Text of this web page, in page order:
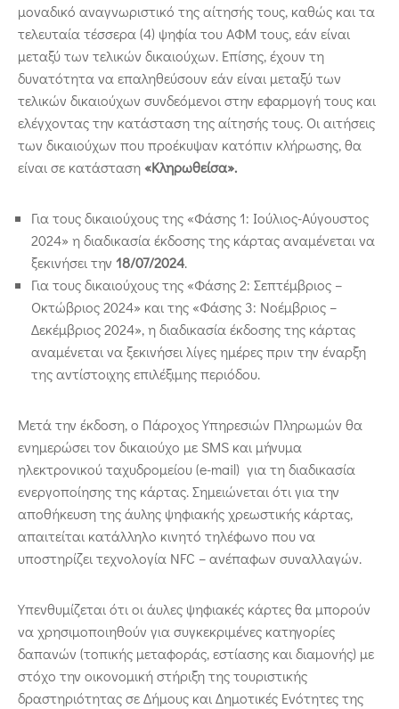
μοναδικό αναγνωριστικό της αίτησής τους, καθώς και τα
τελευταία τέσσερα (4) ψηφία του ΑΦΜ τους, εάν είναι
μεταξύ των τελικών δικαιούχων. Επίσης, έχουν τη
δυνατότητα να επαληθεύσουν εάν είναι μεταξύ των
τελικών δικαιούχων συνδεόμενοι στην εφαρμογή τους και
ελέγχοντας την κατάσταση της αίτησής τους. Οι αιτήσεις
των δικαιούχων που προέκυψαν κατόπιν κλήρωσης, θα
είναι σε κατάσταση«Κληρωθείσα».
Για τους δικαιούχους της «Φάσης 1: Ιούλιος-Αύγουστος
2024» η διαδικασία έκδοσης της κάρτας αναμένεται να
ξεκινήσει την 18/07/2024.
Για τους δικαιούχους της «Φάσης 2: Σεπτέμβριος –
Οκτώβριος 2024» και της «Φάσης 3: Νοέμβριος –
Δεκέμβριος 2024», η διαδικασία έκδοσης της κάρτας
αναμένεται να ξεκινήσει λίγες ημέρες πριν την έναρξη
της αντίστοιχης επιλέξιμης περιόδου.
Μετά την έκδοση, ο Πάροχος Υπηρεσιών Πληρωμών θα
ενημερώσει τον δικαιούχο με SMS και μήνυμα
ηλεκτρονικού ταχυδρομείου (e-mail) για τη διαδικασία
ενεργοποίησης της κάρτας. Σημειώνεται ότι για την
αποθήκευση της άυλης ψηφιακής χρεωστικής κάρτας,
απαιτείται κατάλληλο κινητό τηλέφωνο που να
υποστηρίζει τεχνολογία NFC – ανέπαφων συναλλαγών.
Υπενθυμίζεται ότι οι άυλες ψηφιακές κάρτες θα μπορούν
να χρησιμοποιηθούν για συγκεκριμένες κατηγορίες
δαπανών (τοπικής μεταφοράς, εστίασης και διαμονής) με
στόχο την οικονομική στήριξη της τουριστικής
δραστηριότητας σε Δήμους και Δημοτικές Ενότητες της